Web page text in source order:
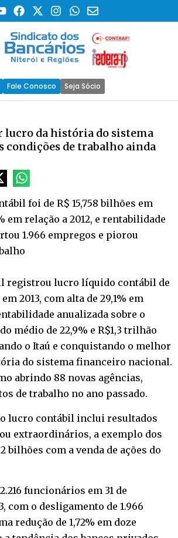
Fale Conosco Seja Sócio
lucro da história do sistema
condições de trabalho ainda
foi de R$ 15,758 bilhões em
em relação a 2012, e rentabilidade
1.966 empregos e piorou
registrou lucro líquido contábil de
2013, com alta de 29,1% em
anualizada sobre o
médio de 22,9% e R$1,3 trilhão
o Itaú e conquistando o melhor
do sistema financeiro nacional.
abrindo 88 novas agências,
de trabalho no ano passado.
lucro contábil inclui resultados
extraordinários, a exemplo dos
bilhões com a venda de ações do
funcionários em 31 de
com o desligamento de 1.966
redução de 1,72% em doze